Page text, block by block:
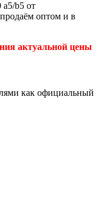
a5/b5 от
оптом и в
актуальной цены
как официальный